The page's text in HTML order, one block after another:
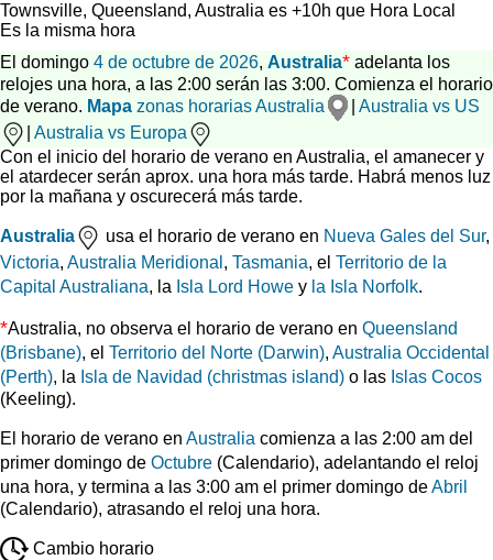
Townsville, Queensland, Australia es +10h que Hora Local
Es la misma hora
El domingo 4 de octubre de 2026, Australia* adelanta los
relojes una hora, a las 2:00 serán las 3:00. Comienza el horario
de verano. Mapa zonas horarias Australia
Australia vs US
Australia vs Europa
Con el inicio del horario de verano en Australia, el amanecer y
el atardecer serán aprox. una hora más tarde. Habrá menos luz
por la mañana y oscurecerá más tarde.
Australia usa el horario de verano en Nueva Gales del Sur,
Victoria, Australia Meridional , Tasmania, el Territorio de la
Capital Australiana, la Isla Lord Howe y la Isla Norfolk.
*Australia, no observa el horario de verano en Queensland
(Brisbane), el Territorio del Norte (Darwin), Australia Occidental
(Perth), la Isla de Navidad (christmas island) o las Islas Cocos
(Keeling).
El horario de verano en Australia comienza a las 2:00 am del
primer domingo de Octubre (Calendario), adelantando el reloj
una hora, y termina a las 3:00 am el primer domingo deAbril
(Calendario), atrasando el reloj una hora.
Cambio horario